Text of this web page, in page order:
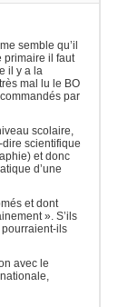
semble qu’il
primaire il faut
il y a la
mal lu le BO
par
scolaire,
dire scientifique
et donc
d’une
et dont
». S’ils
ils
avec le